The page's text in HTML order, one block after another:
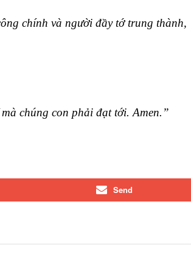
chính và người đầy tớ trung thành,
chúng con phải đạt tới. Amen.”
Send